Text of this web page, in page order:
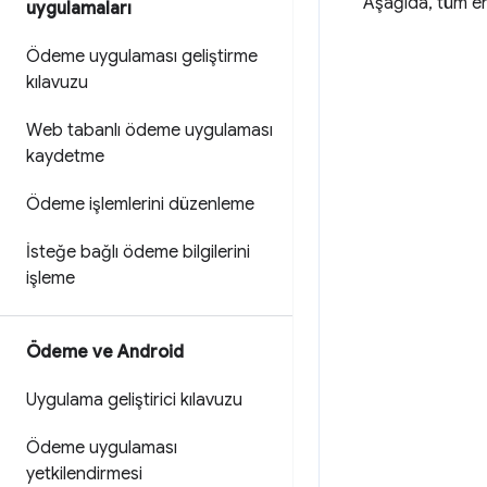
uygulamaları
Ödeme uygulaması geliştirme
kılavuzu
Web tabanlı ödeme uygulaması
kaydetme
Ödeme işlemlerini düzenleme
İsteğe bağlı ödeme bilgilerini
işleme
Ödeme ve Android
Uygulama geliştirici kılavuzu
Ödeme uygulaması
yetkilendirmesi